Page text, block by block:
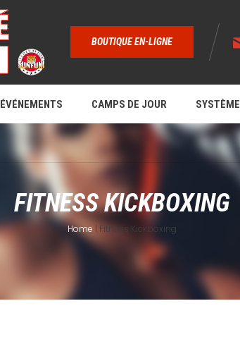
BOUTIQUE EN-LIGNE
ÉVÉNEMENTS CAMPS DE JOUR SYSTÈME
FITNESS KICKBOXING
Home | Fitness Kickboxing